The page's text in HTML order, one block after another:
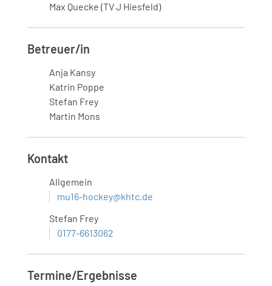
Max Quecke (TV J Hiesfeld)
Betreuer/in
Anja Kansy
Katrin Poppe
Stefan Frey
Martin Mons
Kontakt
Allgemein
mu16-hockey@khtc.de
Stefan Frey
0177-6613062
Termine/Ergebnisse